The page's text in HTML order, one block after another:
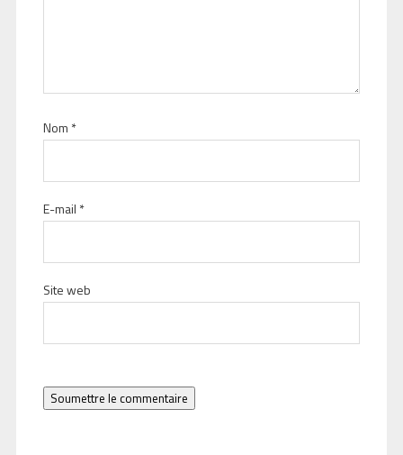
Nom *
E-mail *
Site web
Soumettre le commentaire